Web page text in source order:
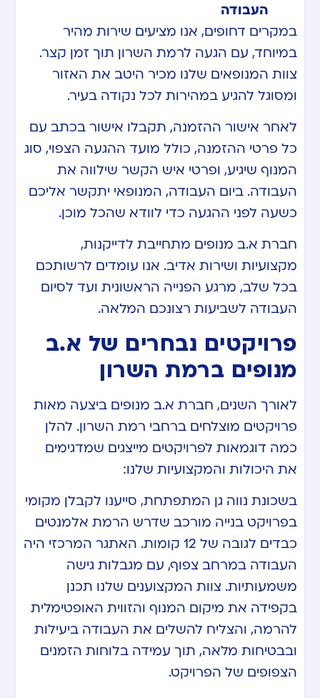
העבודה
במקרים דחופים, אנו מציעים שירות מהיר
במיוחד, עם הגעה לרמת השרון תוך זמן קצר.
צוות המנופאים שלנו מכיר היטב את האזור
ומסוגל להגיע במהירות לכל נקודה בעיר.
לאחר אישור ההזמנה, תקבלו אישור בכתב עם
כל פרטי ההזמנה, כולל מועד ההגעה הצפוי, סוג
המנוף שיגיע, ופרטי איש הקשר שילווה את
העבודה. ביום העבודה, המנופאי יתקשר אליכם
כשעה לפני ההגעה כדי לוודא שהכל מוכן.
חברת א.ב מנופים מתחייבת לדייקנות,
מקצועיות ושירות אדיב. אנו עומדים לרשותכם
בכל שלב, מרגע הפנייה הראשונית ועד לסיום
העבודה לשביעות רצונכם המלאה.
פרויקטים נבחרים של א.ב
מנופים ברמת השרון
לאורך השנים, חברת א.ב מנופים ביצעה מאות
פרויקטים מוצלחים ברחבי רמת השרון. להלן
כמה דוגמאות לפרויקטים מייצגים שמדגימים
את היכולות והמקצועיות שלנו:
בשכונת נווה גן המתפתחת, סייענו לקבלן מקומי
בפרויקט בנייה מורכב שדרש הרמת אלמנטים
כבדים לגובה של 12 קומות. האתגר המרכזי היה
העבודה במרחב צפוף, עם מגבלות גישה
משמעותיות. צוות המקצוענים שלנו תכנן
בקפידה את מיקום המנוף והזווית האופטימלית
להרמה, והצליח להשלים את העבודה ביעילות
ובבטיחות מלאה, תוך עמידה בלוחות הזמנים
הצפופים של הפרויקט.